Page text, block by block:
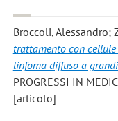
Broccoli, Alessandro;
trattamento con
linfoma diffuso a
PROGRESSI IN
[articolo]